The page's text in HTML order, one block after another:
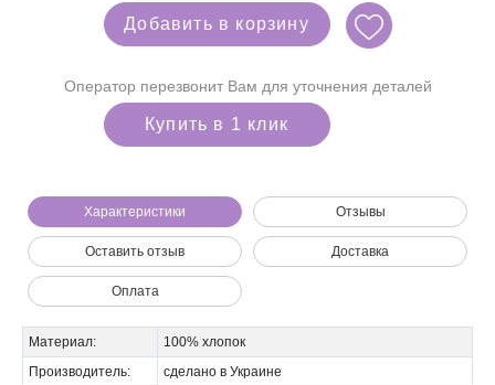
Добавить в корзину
Оператор перезвонит Вам для уточнения деталей
Купить в 1 клик
Характеристики Отзывы
Оставить отзыв Доставка
Оплата
Материал:
100% хлопок
Производитель:
сделано в Украине
Мы позвоним вам на номер: